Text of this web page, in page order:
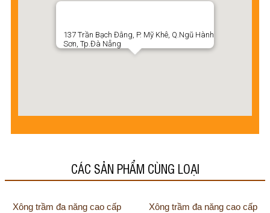
137 Trần Bạch Đằng, P. Mỹ Khê, Q.Ngũ Hành
Sơn, Tp.Đà Nẵng
CÁC SẢN PHẨM CÙNG LOẠI
Xông trầm đa năng cao cấp Xông trầm đa năng cao cấp